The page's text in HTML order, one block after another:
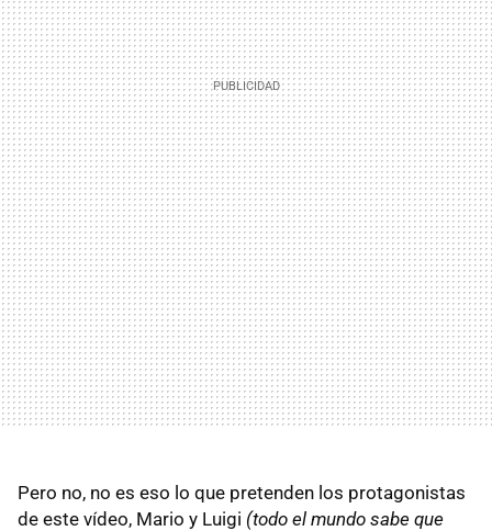
Pero no, no es eso lo que pretenden los protagonistas
de este vídeo, Mario y Luigi (todo el mundo sabe que